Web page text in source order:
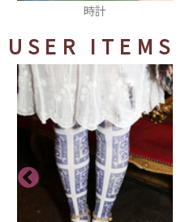
ベレー帽
USER ITEMS